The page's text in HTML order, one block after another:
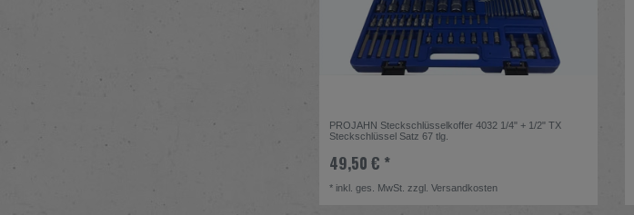
PROJAHN Steckschlüsselkoffer 4032 1/4" + 1/2" TX
Steckschlüssel Satz 67 tlg.
49,50 € *
* inkl. ges. MwSt. zzgl.Versandkosten